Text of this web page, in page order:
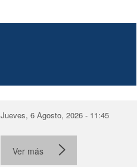
Jueves, 6 Agosto, 2026 - 11:45
Ver más